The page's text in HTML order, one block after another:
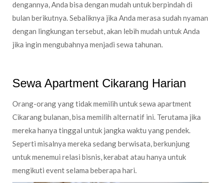
dengannya, Anda bisa dengan mudah untuk berpindah di
bulan berikutnya. Sebaliknya jika Anda merasa sudah nyaman
dengan lingkungan tersebut, akan lebih mudah untuk Anda
jika ingin mengubahnya menjadi sewa tahunan.
Sewa Apartment Cikarang Harian
Orang-orang yang tidak memilih untuk sewa apartment
Cikarang bulanan, bisa memilih alternatif ini. Terutama jika
mereka hanya tinggal untuk jangka waktu yang pendek.
Seperti misalnya mereka sedang berwisata, berkunjung
untuk menemui relasi bisnis, kerabat atau hanya untuk
mengikuti event selama beberapa hari.